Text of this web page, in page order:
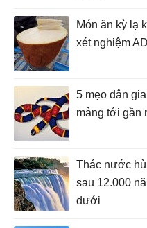
Món ăn kỳ lạ
xét nghiệm
5 mẹo dân
mảng tới gần
Thác nước
sau 12.000
dưới